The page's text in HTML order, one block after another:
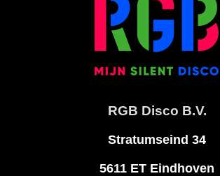
RGB Disco B.V.
Stratumseind 34
5611 ET Eindhoven